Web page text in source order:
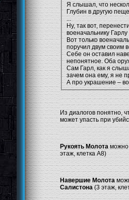
Я слышал, что
Глубин в другую
...
Ну, так вот,
военачальнику
Вот только
поручил двум своим
Себе он оставил
непонятное. Оба
Сам Гарл, как я
зачем она ему, я не
А про украшение –
Из диалогов понятно,
может упасть при
Рукоять Молотаможно
этаж, клетка А8)
Навершие Молота
Салистона(3 этаж,